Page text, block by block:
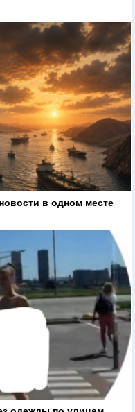
в одном месте